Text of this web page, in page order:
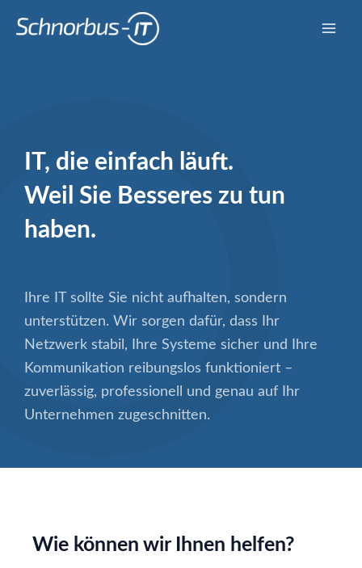
Inhalt
T, die einfach läuft.
Weil Sie Besseres zu tun
haben.
Ihre IT sollte Sie nicht aufhalten, sondern
unterstützen. Wir sorgen dafür, dass Ihr
Netzwerk stabil, Ihre Systeme sicher und Ihre
Kommunikation reibungslos funktioniert –
zuverlässig, professionell und genau auf Ihr
Unternehmen zugeschnitten.
Wie können wir Ihnen helfen?